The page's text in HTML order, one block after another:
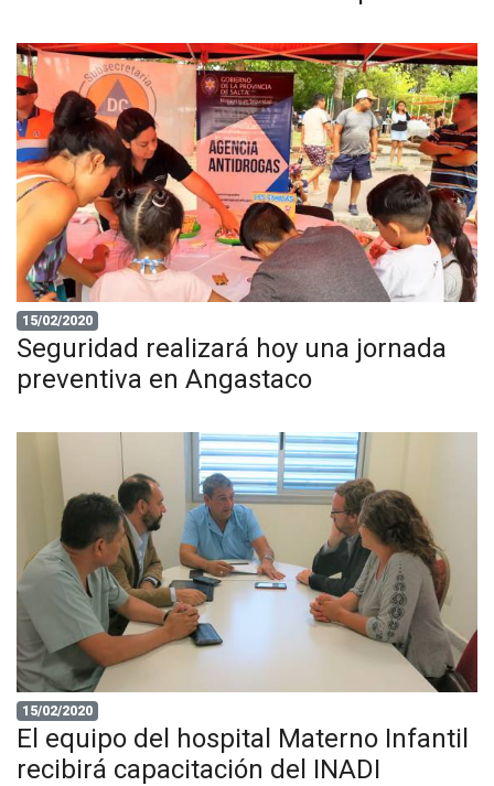
15/02/2020
Seguridad realizará hoy una jornada
preventiva en Angastaco
15/02/2020
El equipo del hospital Materno Infantil
recibirá capacitación del INADI